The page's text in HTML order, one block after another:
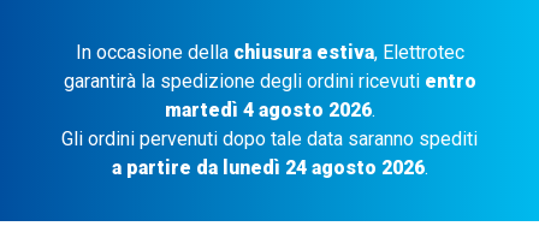
In occasione della chiusura estiva, Elettrotec
garantirà la spedizione degli ordini ricevuti entro
martedì 4 agosto 2026.
Gli ordini pervenuti dopo tale data saranno spediti
a partire da lunedì 24 agosto 2026.